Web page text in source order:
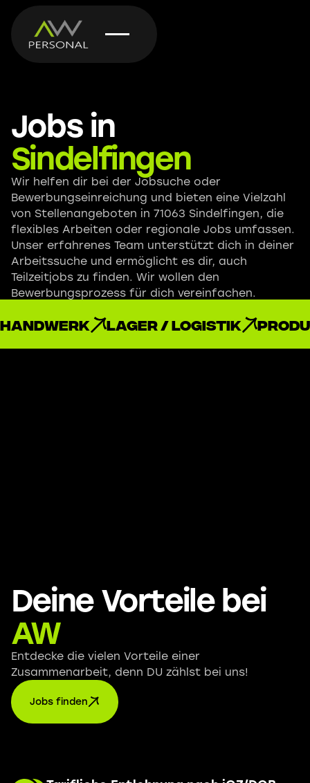
Jobs in
Sindelfingen
Wir helfen dir bei der Jobsuche oder
Bewerbungseinreichung und bieten eine Vielzahl
von Stellenangeboten in 71063 Sindelfingen, die
flexibles Arbeiten oder regionale Jobs umfassen.
Unser erfahrenes Team unterstützt dich in deiner
Arbeitssuche und ermöglicht es dir, auch
Teilzeitjobs zu finden. Wir wollen den
Bewerbungsprozess für dich vereinfachen.
Handwerk Lager / Logistik
Deine Vorteile bei
AW
Entdecke die vielen Vorteile einer
Zusammenarbeit, denn DU zählst bei uns!
Jobs finden